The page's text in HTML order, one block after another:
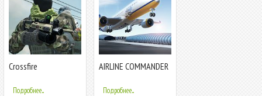
Crossfire
Games
Подробнее...
AIRLINE COMMANDER
настоящего полета
Подробнее...